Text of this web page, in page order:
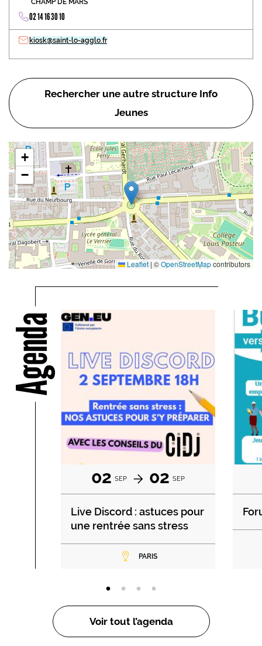
CHAMP DE MARS
02 14 16 30 10
kiosk@saint-lo-agglo.fr
Rechercher une autre structure Info
Jeunes
+
−
Leaflet|©OpenStreetMapcontributors
Agenda
02 SEP 02 SEP
Live Discord : astuces pour
une rentrée sans stress
PARIS
Voir tout l’agenda